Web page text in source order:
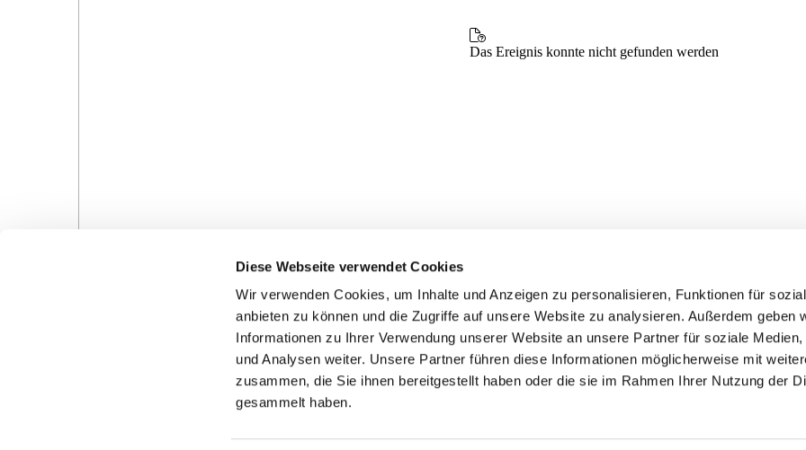
Diese Webseite verwendet Cookies
Wir verwenden Cookies, um Inhalte und Anzeigen zu personalisieren, Funktionen für
anbieten zu können und die Zugriffe auf unsere Website zu analysieren. Außerdem geben
Informationen zu Ihrer Verwendung unserer Website an unsere Partner für soziale Medien,
und Analysen weiter. Unsere Partner führen diese Informationen möglicherweise mit
zusammen, die Sie ihnen bereitgestellt haben oder die sie im Rahmen Ihrer Nutzung der
gesammelt haben.
Veranstaltungen in der
Pfarrei
Kontakte
Ansprechpersonen zum Schutz vor
sexualisierter Gewalt